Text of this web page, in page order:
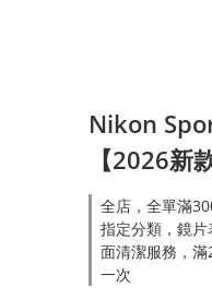
Nikon
【2026新
全店，全單滿
指定分類，鏡
面清潔服務，
一次